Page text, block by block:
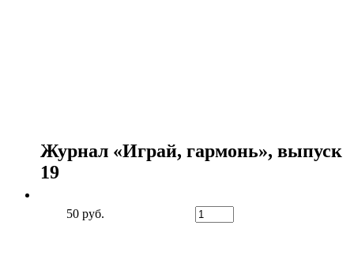
Журнал «Играй, гармонь», выпуск
19
50 руб.